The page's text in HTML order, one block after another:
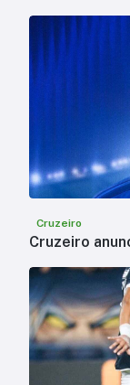
Cruzeiro
Cruzeiro